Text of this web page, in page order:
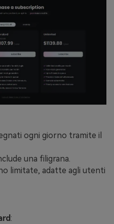
ogni giorno tramite il
una filigrana.
limitate, adatte agli utenti
: